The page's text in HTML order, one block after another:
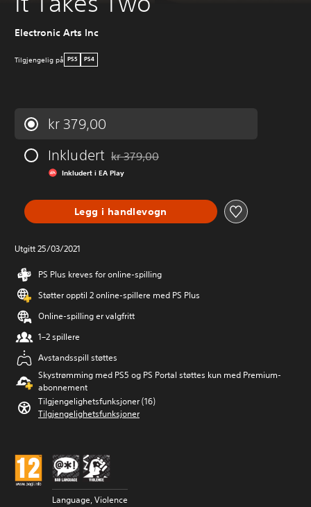
Electronic Arts Inc
Tilgjengelig på PS5 PS4
kr 379,00
Inkludert
Nedsatt fra opprinnelig pris på kr 379,00
kr 379,00
Inkludert i EA Play
Legg i handlevogn
Utgitt 25/03/2021
PS Plus kreves for online-spilling
Støtter opptil 2 online-spillere med PS Plus
Online-spilling er valgfritt
1–2 spillere
Avstandsspill støttes
Skystrømming med PS5 og PS Portal støttes kun med Premium-
abonnement
Tilgjengelighetsfunksjoner (16)
Tilgjengelighetsfunksjoner
Language, Violence